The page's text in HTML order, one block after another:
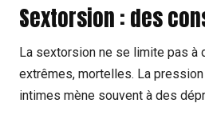
Sextorsion: des
La sextorsion ne se limite pas à
extrêmes, mortelles. La
intimes mène souvent à des